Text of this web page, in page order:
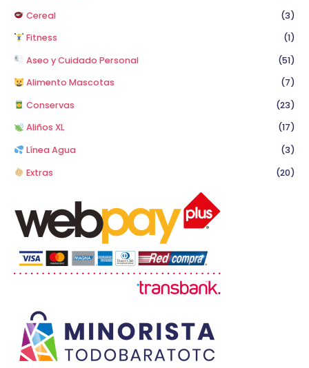
Cereal
(3)
Fitness
(1)
Aseo y Cuidado Personal
(51)
Alimento Mascotas
(7)
Conservas
(23)
Aliños XL
(17)
Línea Agua
(3)
Extras
(20)